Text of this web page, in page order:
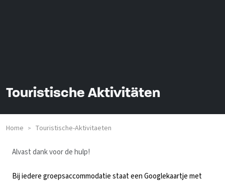
Touristische Aktivitäten
Home > Touristische-Aktivitaeten
Alvast dank voor de hulp!
Bij iedere groepsaccommodatie staat een Googlekaartje met